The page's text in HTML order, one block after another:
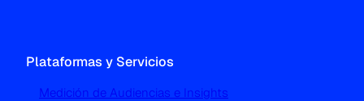
Plataformas y Servicios
Medición de Audiencias e Insights